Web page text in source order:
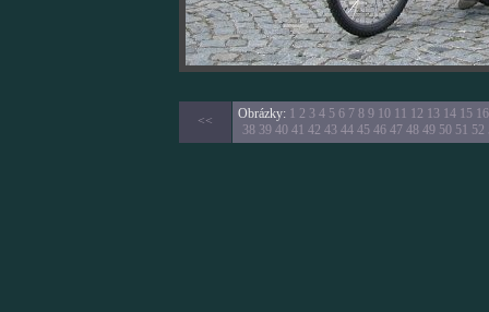
<< Obrázky: 1 2 3 4 5 6 7 8 9 10 11 12 13 14 15 16
38 39 40 41 42 43 44 45 46 47 48 49 50 51 52